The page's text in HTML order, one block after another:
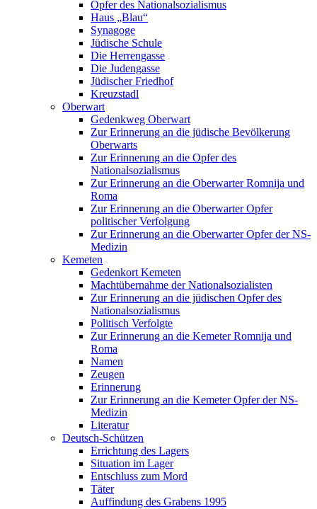
Opfer des Nationalsozialismus
Haus „Blau“
Synagoge
Jüdische Schule
Die Herrengasse
Die Judengasse
Jüdischer Friedhof
Kreuzstadl
Oberwart
Gedenkweg Oberwart
Zur Erinnerung an die jüdische Bevölkerung
Oberwarts
Zur Erinnerung an die Opfer des
Nationalsozialismus
Zur Erinnerung an die Oberwarter Romnija und
Roma
Zur Erinnerung an die Oberwarter Opfer
politischer Verfolgung
Zur Erinnerung an die Oberwarter Opfer der NS-
Medizin
Kemeten
Gedenkort Kemeten
Machtübernahme der Nationalsozialisten
Zur Erinnerung an die jüdischen Opfer des
Nationalsozialismus
Politisch Verfolgte
Zur Erinnerung an die Kemeter Romnija und
Roma
Namen
Zeugen
Erinnerung
Zur Erinnerung an die Kemeter Opfer der NS-
Medizin
Literatur
Deutsch-Schützen
Errichtung des Lagers
Situation im Lager
Entschluss zum Mord
Täter
Auffindung des Grabens 1995